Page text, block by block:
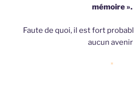
mémoire ».
Faute de quoi, il est fort
aucun avenir
*